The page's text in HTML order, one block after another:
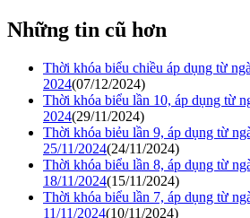
Những tin cũ hơn
Thời khóa biểu chiều áp dụng từ
2024(07/12/2024)
Thời khóa biểu lần 10, áp dụng từ
2024(29/11/2024)
Thời khóa biẻu lần 9, áp dụng từ
25/11/2024(24/11/2024)
Thời khóa biểu lần 8, áp dụng từ
18/11/2024(15/11/2024)
Thời khóa biểu lần 7, áp dụng từ
11/11/2024(10/11/2024)